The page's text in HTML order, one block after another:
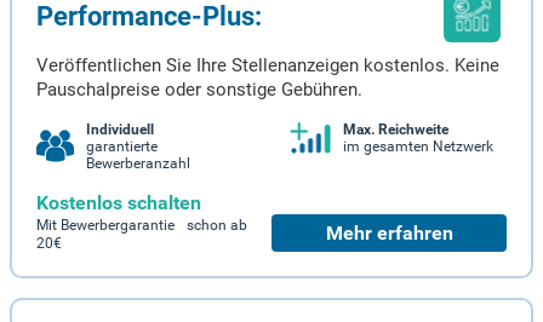
Performance-Plus:
Veröffentlichen Sie Ihre Stellenanzeigen kostenlos. Keine
Pauschalpreise oder sonstige Gebühren.
Individuell
garantierte
Bewerberanzahl
Max. Reichweite
im gesamten Netzwerk
Kostenlos schalten
Mit Bewerbergarantie schon ab
20€
Mehr erfahren